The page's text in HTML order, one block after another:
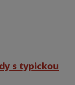
s typickou